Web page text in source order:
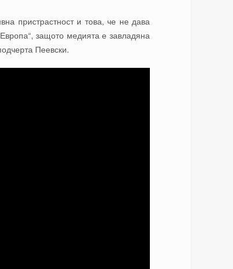
пристрастност и това, че не дава
защото медията е завладяна
Пеевски.